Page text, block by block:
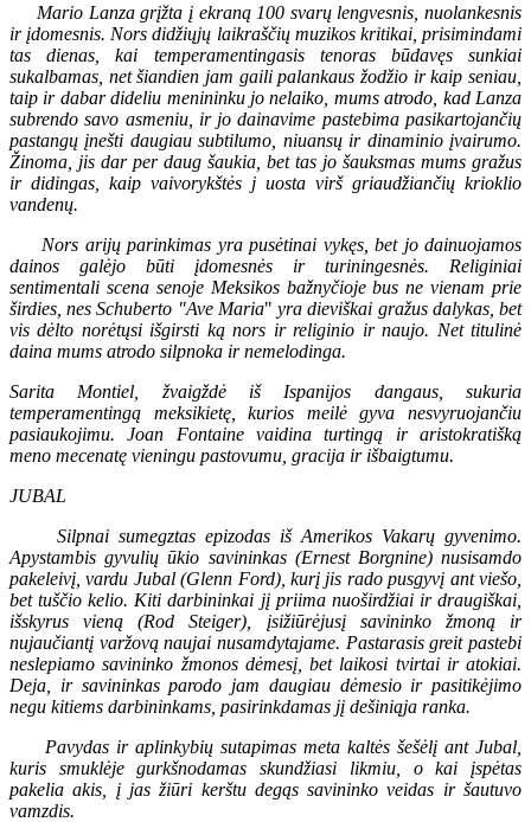
Mario Lanza grįžta į ekraną 100 svarų lengvesnis, nuolankesnis
ir įdomesnis. Nors didžiųjų laikraščių muzikos kritikai, prisimindami
tas dienas, kai temperamentingasis tenoras būdavęs sunkiai
sukalbamas, net šiandien jam gaili palankaus žodžio ir kaip seniau,
taip ir dabar dideliu menininku jo nelaiko, mums atrodo, kad Lanza
subrendo savo asmeniu, ir jo dainavime pastebima pasikartojančių
pastangų įnešti daugiau subtilumo, niuansų ir dinaminio įvairumo.
Žinoma, jis dar per daug šaukia, bet tas jo šauksmas mums gražus
ir didingas, kaip vaivorykštės j uosta virš griaudžiančių krioklio
vandenų.
Nors arijų parinkimas yra pusėtinai vykęs, bet jo dainuojamos
dainos galėjo būti įdomesnės ir turiningesnės. Religiniai
sentimentali scena senoje Meksikos bažnyčioje bus ne vienam prie
širdies, nes Schuberto "Ave Maria"yra dieviškai gražus dalykas, bet
vis dėlto norėtųsi išgirsti ką nors ir religinio ir naujo. Net titulinė
daina mums atrodo silpnoka ir nemelodinga.
Sarita Montiel, žvaigždė iš Ispanijos dangaus, sukuria
temperamentingą meksikietę, kurios meilė gyva nesvyruojančiu
pasiaukojimu. Joan Fontaine vaidina turtingą ir aristokratišką
meno mecenatę vieningu pastovumu, gracija ir išbaigtumu.
JUBAL
Silpnai sumegztas epizodas iš Amerikos Vakarų gyvenimo.
Apystambis gyvulių ūkio savininkas (Ernest Borgnine) nusisamdo
pakeleivį, vardu Jubal (Glenn Ford), kurį jis rado pusgyvį ant viešo,
bet tuščio kelio. Kiti darbininkai jį priima nuoširdžiai ir draugiškai,
išskyrus vieną (Rod Steiger), įsižiūrėjusį savininko žmoną ir
nujaučiantį varžovą naujai nusamdytajame. Pastarasis greit pastebi
neslepiamo savininko žmonos dėmesį, bet laikosi tvirtai ir atokiai.
Deja, ir savininkas parodo jam daugiau dėmesio ir pasitikėjimo
negu kitiems darbininkams, pasirinkdamas jį dešiniąja ranka.
Pavydas ir aplinkybių sutapimas meta kaltės šešėlį ant Jubal,
kuris smuklėje gurkšnodamas skundžiasi likmiu, o kai įspėtas
pakelia akis, į jas žiūri kerštu degąs savininko veidas ir šautuvo
vamzdis.